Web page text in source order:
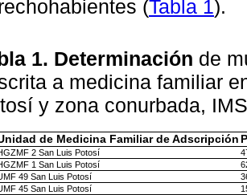
(Tabla 1).
1. Determinación de
a medicina familiar
y zona conurbada,
de Medicina Familiar de Adscripción
2 San Luis Potosí
1 San Luis Potosí
49 San Luis Potosí
45 San Luis Potosí